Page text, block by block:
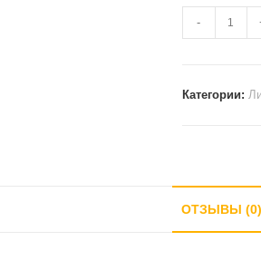
Количество
товара
Лидер
-
Категории:
ОТЗЫВЫ (0)